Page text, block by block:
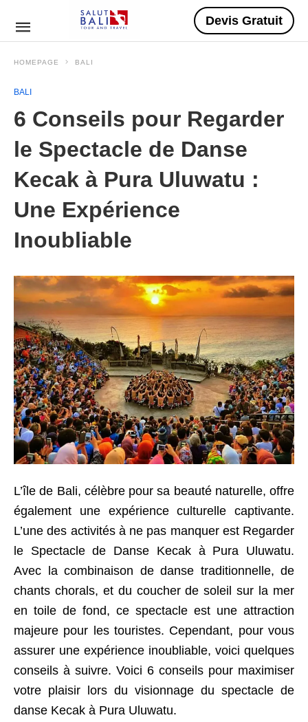
Devis Gratuit
HOMEPAGE BALI
BALI
6 Conseils pour Regarder
le Spectacle de Danse
Kecak à Pura Uluwatu :
Une Expérience
Inoubliable
L’île de Bali, célèbre pour sa beauté naturelle, offre
également une expérience culturelle captivante.
L’une des activités à ne pas manquer est Regarder
le Spectacle de Danse Kecak à Pura Uluwatu.
Avec la combinaison de danse traditionnelle, de
chants chorals, et du coucher de soleil sur la mer
en toile de fond, ce spectacle est une attraction
majeure pour les touristes. Cependant, pour vous
assurer une expérience inoubliable, voici quelques
conseils à suivre. Voici 6 conseils pour maximiser
votre plaisir lors du visionnage du spectacle de
danse Kecak à Pura Uluwatu.